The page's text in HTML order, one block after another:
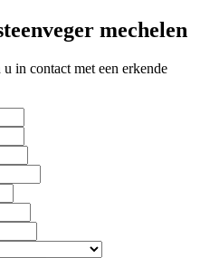
mechelen
in contact met een erkende